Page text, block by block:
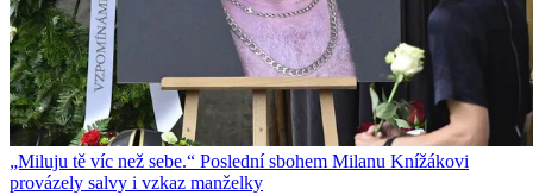
„Miluju tě víc než sebe.“ Poslední sbohem Milanu Knížákovi
provázely salvy i vzkaz manželky